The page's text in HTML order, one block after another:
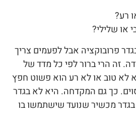
רע?
או שלילי?
פרובוקציה אבל לפעמים צריך
זה הרי ברור לפי כל מדד של
לא טוב או לא רע הוא פשוט חפץ
כך גם המקדחה. היא לא בגדר
בגדר מכשיר שנועד שישתמשו בו